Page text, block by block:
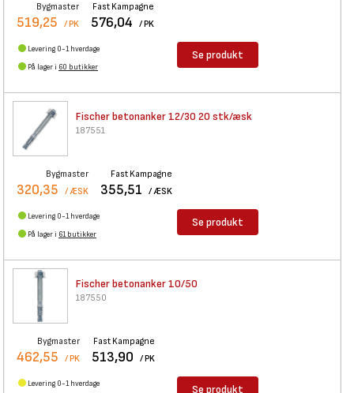
Bygmaster
519,25 / PK
Fast Kampagne
576,04 / PK
Levering 0-1 hverdage
På lager i 60 butikker
Se produkt
Fischer betonanker 12/30 20 stk/æsk
187551
Bygmaster
320,35 / ÆSK
Fast Kampagne
355,51 / ÆSK
Levering 0-1 hverdage
På lager i 61 butikker
Se produkt
Fischer betonanker 10/50
187550
Bygmaster
462,55 / PK
Fast Kampagne
513,90 / PK
Levering 0-1 hverdage Se produkt